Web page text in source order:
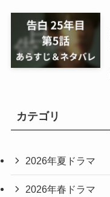
カテゴリ
2026年夏ドラマ
2026年春ドラマ